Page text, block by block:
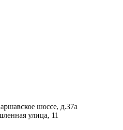
шоссе, д.37а
улица, 11